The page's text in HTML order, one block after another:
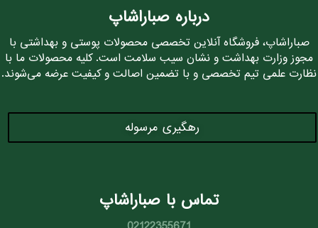
درباره صباراشاپ
صباراشاپ، فروشگاه آنلاین تخصصی محصولات پوستی و بهداشتی با
مجوز وزارت بهداشت و نشان سیب سلامت است. کلیه محصولات ما با
نظارت علمی تیم تخصصی و با تضمین اصالت و کیفیت عرضه می‌شوند.
رهگیری مرسوله
تماس با صباراشاپ